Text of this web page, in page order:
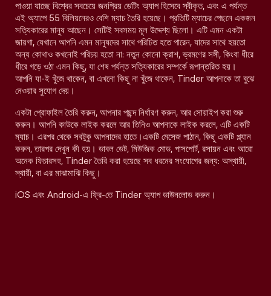
পাওয়া যাচ্ছে বিশ্বের সবচেয়ে জনপ্রিয় ডেটিং অ্যাপ হিসেবে স্বীকৃত, এবং এ পর্যন্ত
এই অ্যাপে 55 বিলিয়নেরও বেশি ম্যাচ তৈরি হয়েছে। প্রতিটি ম্যাচের পেছনে একজন
সত্যিকারের মানুষ আছেন। সেটিই সবসময় মূল উদ্দেশ্য ছিলো। এটি এমন একটা
জায়গা, যেখানে আপনি এমন মানুষদের সাথে পরিচিত হতে পারেন, যাদের সাথে হয়তো
অন্য কোথাও কখনোই পরিচয় হতো না: নতুন কোনো ক্রাশ, ভ্রমণের সঙ্গী, কিংবা ধীরে
ধীরে গড়ে ওঠা এমন কিছু, যা শেষ পর্যন্ত সত্যিকারের সম্পর্কে রূপান্তরিত হয়।
আপনি যা-ই খুঁজে থাকেন, বা এখনো কিছু না খুঁজে থাকেন, Tinder আপনাকে তা বুঝে
নেওয়ার সুযোগ দেয়।
একটা প্রোফাইল তৈরি করুন, আপনার পছন্দ নির্ধারণ করুন, আর সোয়াইপ করা শুরু
করুন। আপনি কাউকে লাইক করলে আর তিনিও আপনাকে লাইক করলে, এটি একটি
ম্যাচ। এরপর থেকে সবটুকু আপনাদের হাতে।একটি মেসেজ পাঠান, কিছু একটি প্ল্যান
করুন, তারপর দেখুন কী হয়। ডাবল ডেট, মিউজিক মোড, পাসপোর্ট, রসায়ন এবং আরো
অনেক ফিচারসহ, Tinder তৈরি করা হয়েছে সব ধরনের সংযোগের জন্য: অস্থায়ী,
স্থায়ী, বা এর মাঝামাঝি কিছু।
iOS এবং Android-এ ফ্রি-তে Tinder অ্যাপ ডাউনলোড করুন।